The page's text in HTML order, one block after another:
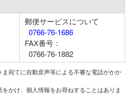
郵便サービスについて
0766-76-1686
FAX番号：
0766-76-1882
宛てに自動音声等による不審な電話がかか
かけ、個人情報をお尋ねすることはありま